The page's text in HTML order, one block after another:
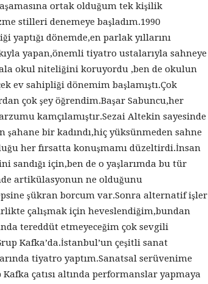
ortak olduğum tek kişilik
stilleri denemeye başladım.1990
yaptığı dönemde,en parlak yıllarını
yapan,önemli tiyatro ustalarıyla sahneye
okul niteliğini koruyordu ,ben de okulun
ev sahipliği dönemim başlamıştı.Çok
çok şey öğrendim.Başar Sabuncu,her
kamçılamıştır.Sezai Altekin sayesinde
bir kadındı,hiç yüksünmeden sahne
her fırsatta konuşmamı düzeltirdi.İnsan
sandığı için,ben de o yaşlarımda bu tür
artikülasyonun ne olduğunu
şükran borcum var.Sonra alternatif işler
çalışmak için heveslendiğim,bundan
tereddüt etmeyeceğim çok sevgili
Kafka’da.İstanbul’un çeşitli sanat
tiyatro yaptım.Sanatsal serüvenime
çatısı altında performanslar yapmaya